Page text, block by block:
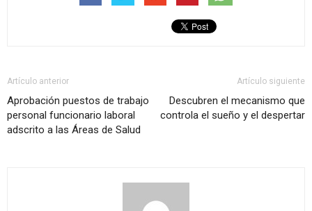
Artículo anterior
Aprobación puestos de trabajo
personal funcionario laboral
adscrito a las Áreas de Salud
Artículo siguiente
Descubren el mecanismo que
controla el sueño y el despertar